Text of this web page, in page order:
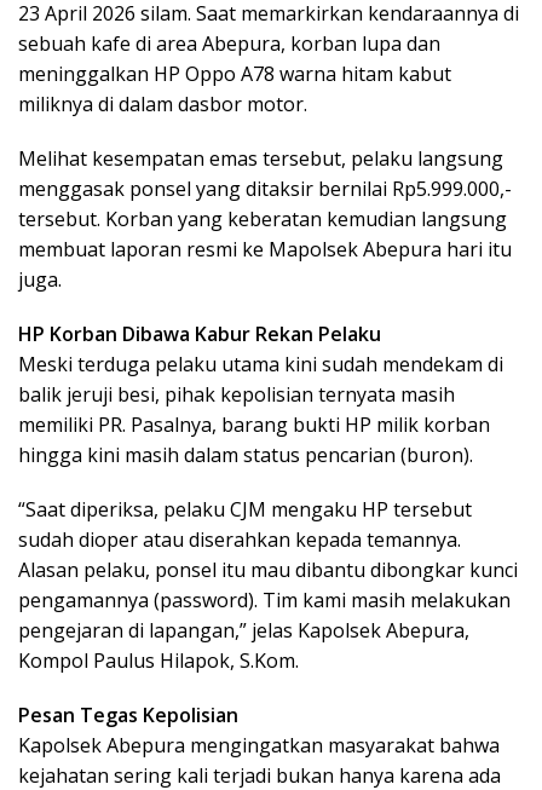
23 April 2026 silam. Saat memarkirkan kendaraannya di
sebuah kafe di area Abepura, korban lupa dan
meninggalkan HP Oppo A78 warna hitam kabut
miliknya di dalam dasbor motor.
Melihat kesempatan emas tersebut, pelaku langsung
menggasak ponsel yang ditaksir bernilai Rp5.999.000,-
tersebut. Korban yang keberatan kemudian langsung
membuat laporan resmi ke Mapolsek Abepura hari itu
juga.
HP Korban Dibawa Kabur Rekan Pelaku
Meski terduga pelaku utama kini sudah mendekam di
balik jeruji besi, pihak kepolisian ternyata masih
memiliki PR. Pasalnya, barang bukti HP milik korban
hingga kini masih dalam status pencarian (buron).
“Saat diperiksa, pelaku CJM mengaku HP tersebut
sudah dioper atau diserahkan kepada temannya.
Alasan pelaku, ponsel itu mau dibantu dibongkar kunci
pengamannya (password). Tim kami masih melakukan
pengejaran di lapangan,” jelas Kapolsek Abepura,
Kompol Paulus Hilapok, S.Kom.
Pesan Tegas Kepolisian
Kapolsek Abepura mengingatkan masyarakat bahwa
kejahatan sering kali terjadi bukan hanya karena ada